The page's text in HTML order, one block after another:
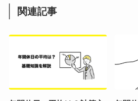
関連記事